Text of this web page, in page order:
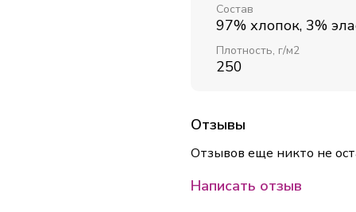
Состав
97% хлопок, 3%
Плотность, г/м2
250
Отзывы
Отзывов еще никто не
Написать отзыв